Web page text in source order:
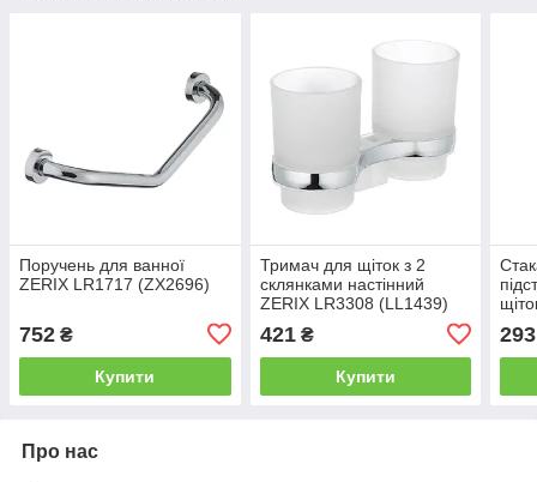
Поручень для ванної
ZERIX LR1717 (ZX2696)
752 ₴
Купити
Тримач для щіток з 2
склянками настінний
ZERIX LR3308 (LL1439)
421₴
Купити
293
Про нас